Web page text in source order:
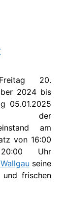
20.
2024 bis
05.01.2025
der
am
von 16:00
Uhr
seine
und frischen